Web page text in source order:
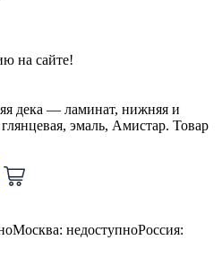
на сайте!
дека — ламинат, нижняя и
эмаль, Амистар. Товар
Москва: недоступноРоссия: